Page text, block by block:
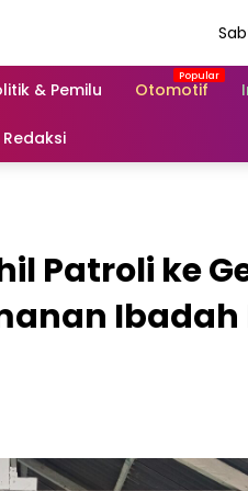
& Pemilu Otomotif
Redaksi
Patroli ke
Ibadah